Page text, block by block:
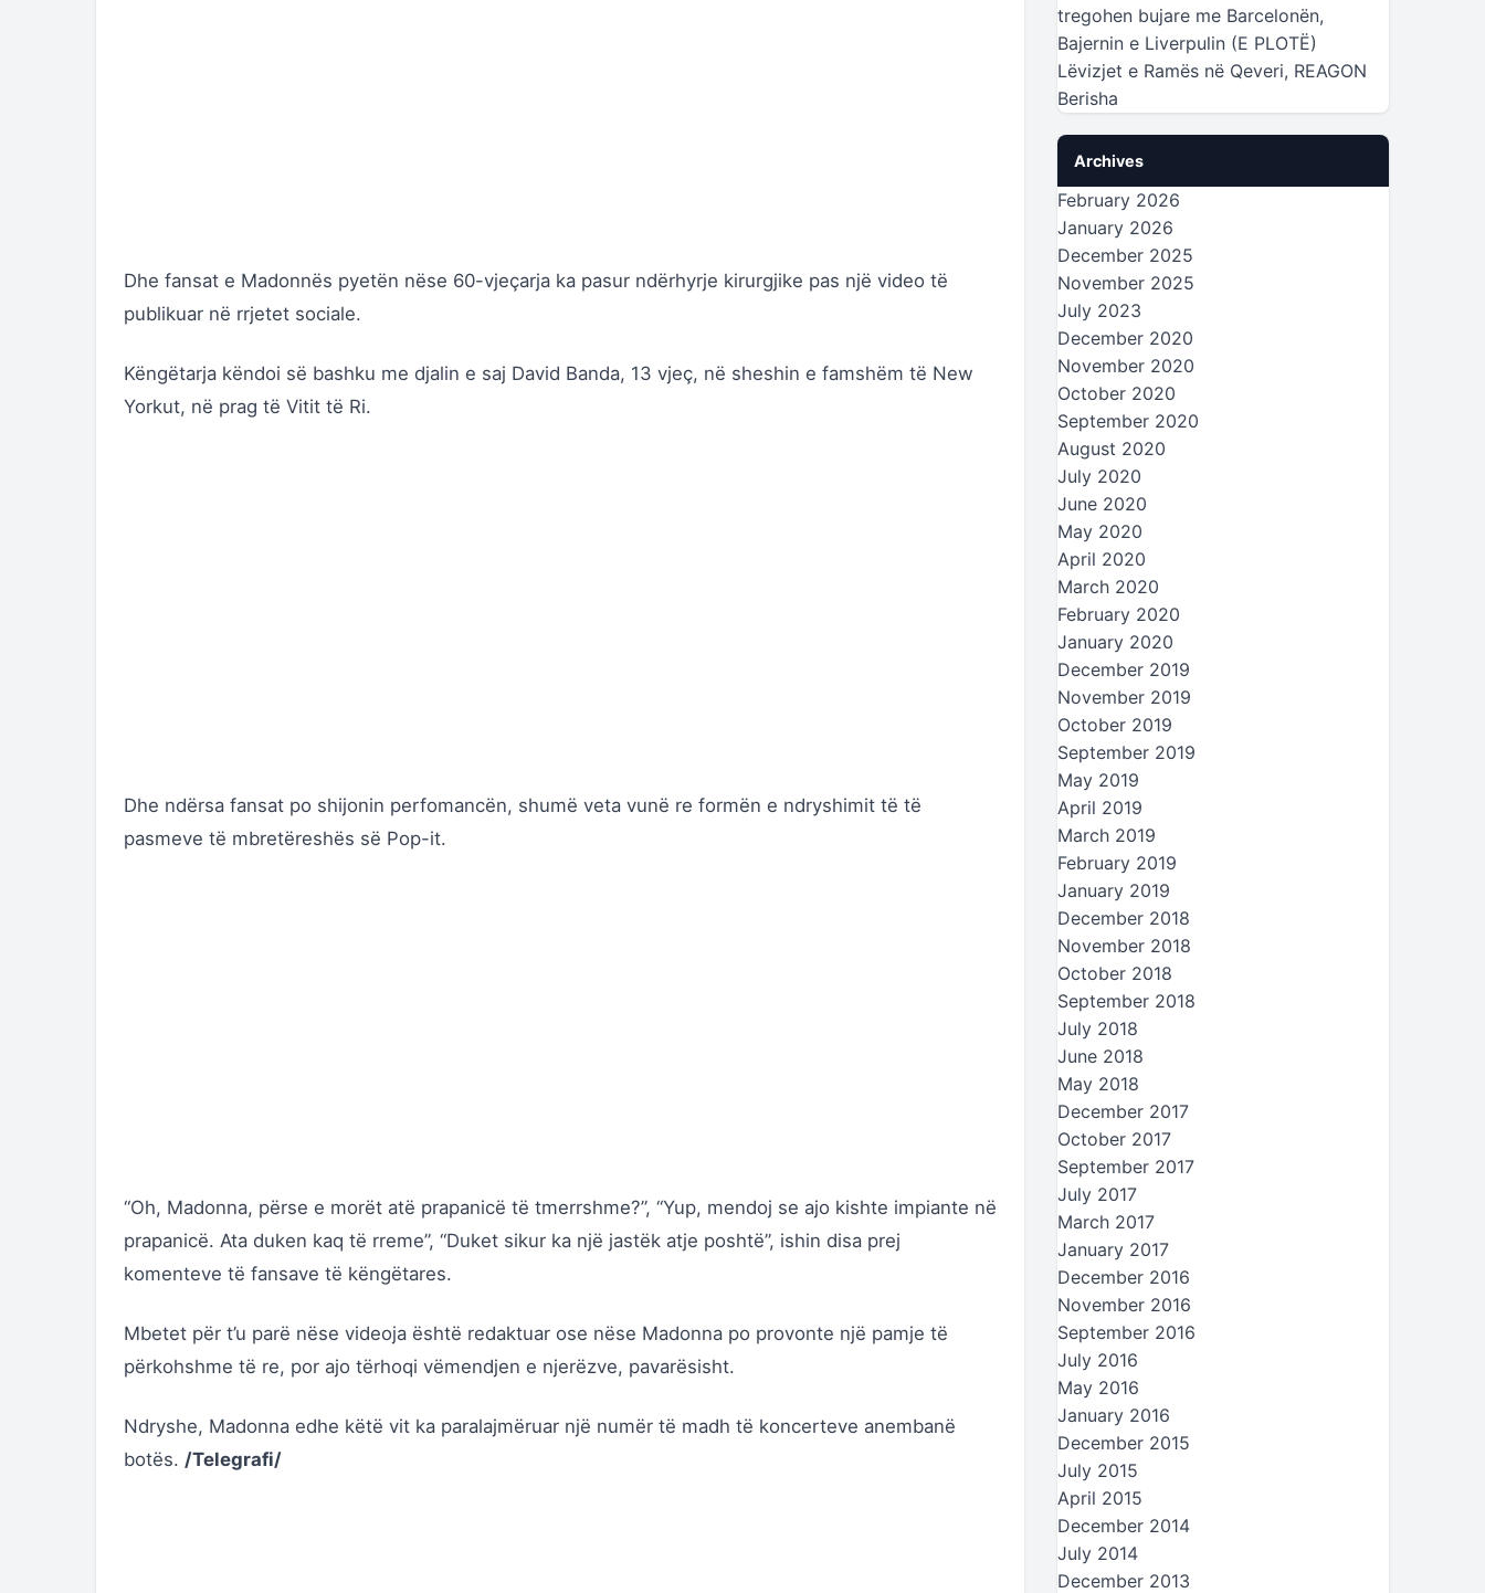
Dhe fansat e Madonnës pyetën nëse 60-vjeçarja ka pasur ndërhyrje kirurgjike pas një video të
publikuar në rrjetet sociale.
Këngëtarja këndoi së bashku me djalin e saj David Banda, 13 vjeç, në sheshin e famshëm të New
Yorkut, në prag të Vitit të Ri.
Dhe ndërsa fansat po shijonin perfomancën, shumë veta vunë re formën e ndryshimit të të
pasmeve të mbretëreshës së Pop-it.
“Oh, Madonna, përse e morët atë prapanicë të tmerrshme?”, “Yup, mendoj se ajo kishte impiante në
prapanicë. Ata duken kaq të rreme”, “Duket sikur ka një jastëk atje poshtë”, ishin disa prej
komenteve të fansave të këngëtares.
Mbetet për t’u parë nëse videoja është redaktuar ose nëse Madonna po provonte një pamje të
përkohshme të re, por ajo tërhoqi vëmendjen e njerëzve, pavarësisht.
Ndryshe, Madonna edhe këtë vit ka paralajmëruar një numër të madh të koncerteve anembanë
botës. /Telegrafi/
tregohen bujare me Barcelonën,
Bajernin e Liverpulin (E PLOTË)
Lëvizjet e Ramës në Qeveri, REAGON
Berisha
Archives
February 2026
January 2026
December 2025
November 2025
July 2023
December 2020
November 2020
October 2020
September 2020
August 2020
July 2020
June 2020
May 2020
April 2020
March 2020
February 2020
January 2020
December 2019
November 2019
October 2019
September 2019
May 2019
April 2019
March 2019
February 2019
January 2019
December 2018
November 2018
October 2018
September 2018
July 2018
June 2018
May 2018
December 2017
October 2017
September 2017
July 2017
March 2017
January 2017
December 2016
November 2016
September 2016
July 2016
May 2016
January 2016
December 2015
July 2015
April 2015
December 2014
July 2014
December 2013